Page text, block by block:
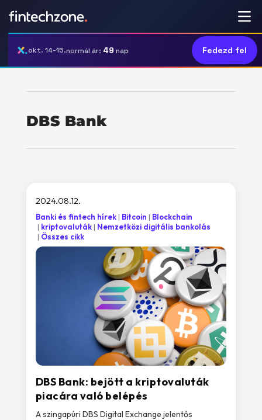
okt. 14-15.normál ár: 49 nap Fedezd fel
DBS Bank
DBS Bank: bejött a kriptovaluták
piacára való belépés
2024.08.12.
Banki és fintech hírek Bitcoin
Blockchain
kriptovaluták
Nemzetközi digitális bankolás
Összes cikk
A szingapúri DBS Digital Exchange jelentős